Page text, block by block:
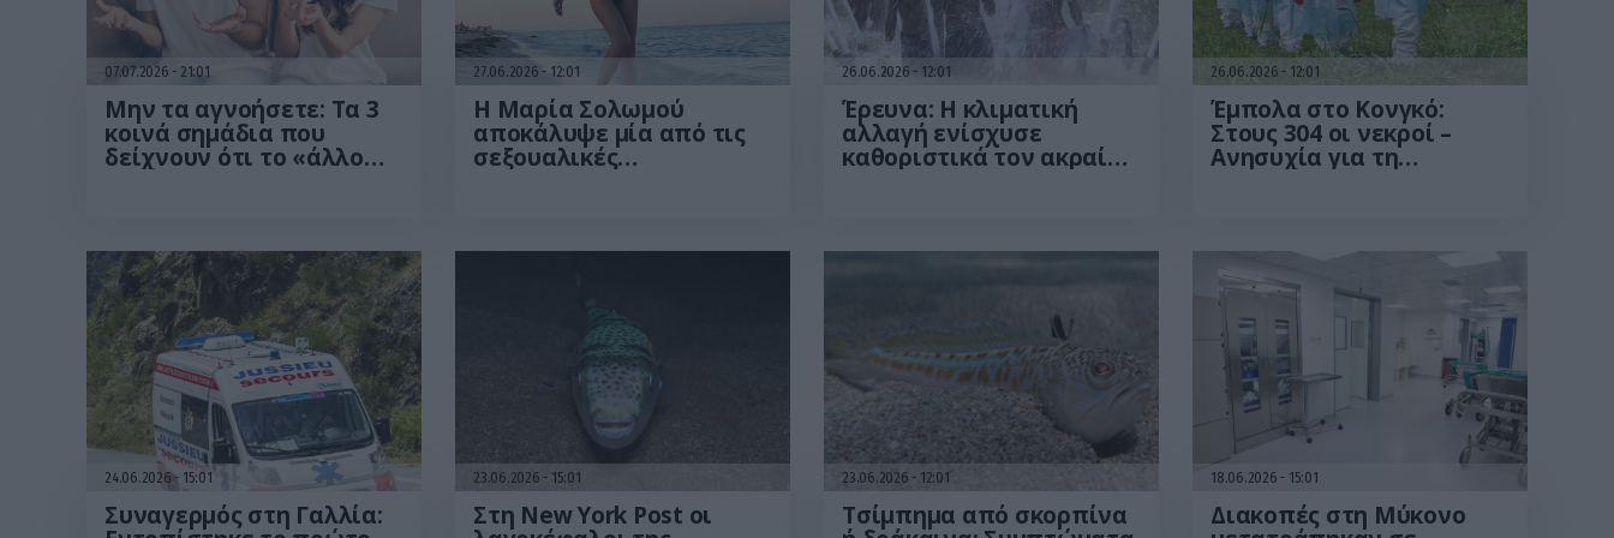
07.07.2026 21:01
Μην τα αγνοήσετε: Τα 3
κοινά σημάδια που
δείχνουν ότι το «άλλο
27.06.2026 12:01
Η Μαρία Σολωμού
αποκάλυψε μία από τις
σεξουαλικές
26.06.2026 12:01
Έρευνα: Η κλιματική
αλλαγή ενίσχυσε
καθοριστικά τον ακραίο
26.06.2026 12:01
Έμπολα στο Κονγκό:
Στους 304 οι νεκροί –
Ανησυχία για τη
24.06.2026 15:01
Συναγερμός στη Γαλλία:
23.06.2026 15:01
Στη New York Post οι
23.06.2026 12:01
Τσίμπημα από σκορπίνα
18.06.2026 15:01
Διακοπές στη Μύκονο